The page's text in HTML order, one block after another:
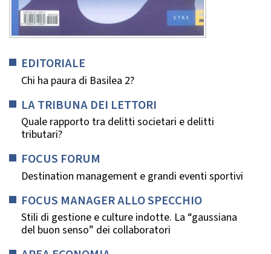
EDITORIALE
Chi ha paura di Basilea 2?
LA TRIBUNA DEI LETTORI
Quale rapporto tra delitti societari e delitti
tributari?
FOCUS FORUM
Destination management e grandi eventi sportivi
FOCUS MANAGER ALLO SPECCHIO
Stili di gestione e culture indotte. La “gaussiana
del buon senso” dei collaboratori